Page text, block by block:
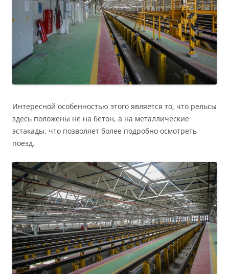
Интересной особенностью этого является то, что рельсы
здесь положены не на бетон, а на металлические
эстакады, что позволяет более подробно осмотреть
поезд.